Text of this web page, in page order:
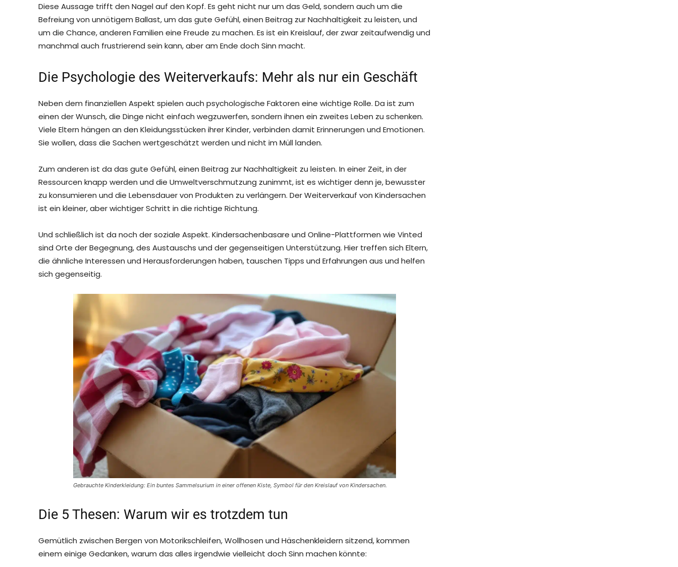
Diese Aussage trifft den Nagel auf den Kopf. Es geht nicht nur um das Geld, sondern auch um die
Befreiung von unnötigem Ballast, um das gute Gefühl, einen Beitrag zur Nachhaltigkeit zu leisten, und
um die Chance, anderen Familien eine Freude zu machen. Es ist ein Kreislauf, der zwar zeitaufwendig und
manchmal auch frustrierend sein kann, aber am Ende doch Sinn macht.
Die Psychologie des Weiterverkaufs: Mehr als nur ein Geschäft
Neben dem finanziellen Aspekt spielen auch psychologische Faktoren eine wichtige Rolle. Da ist zum
einen der Wunsch, die Dinge nicht einfach wegzuwerfen, sondern ihnen ein zweites Leben zu schenken.
Viele Eltern hängen an den Kleidungsstücken ihrer Kinder, verbinden damit Erinnerungen und Emotionen.
Sie wollen, dass die Sachen wertgeschätzt werden und nicht im Müll landen.
Zum anderen ist da das gute Gefühl, einen Beitrag zur Nachhaltigkeit zu leisten. In einer Zeit, in der
Ressourcen knapp werden und die Umweltverschmutzung zunimmt, ist es wichtiger denn je, bewusster
zu konsumieren und die Lebensdauer von Produkten zu verlängern. Der Weiterverkauf von Kindersachen
ist ein kleiner, aber wichtiger Schritt in die richtige Richtung.
Und schließlich ist da noch der soziale Aspekt. Kindersachenbasare und Online-Plattformen wie Vinted
sind Orte der Begegnung, des Austauschs und der gegenseitigen Unterstützung. Hier treffen sich Eltern,
die ähnliche Interessen und Herausforderungen haben, tauschen Tipps und Erfahrungen aus und helfen
sich gegenseitig.
Gebrauchte Kinderkleidung: Ein buntes Sammelsurium in einer offenen Kiste, Symbol für den Kreislauf von Kindersachen.
Die 5 Thesen: Warum wir es trotzdem tun
Gemütlich zwischen Bergen von Motorikschleifen, Wollhosen und Häschenkleidern sitzend, kommen
einem einige Gedanken, warum das alles irgendwie vielleicht doch Sinn machen könnte: